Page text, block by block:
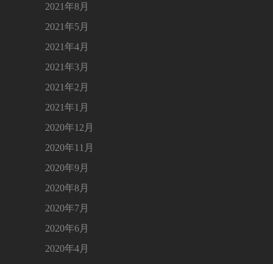
2021年8月
2021年5月
2021年4月
2021年3月
2021年2月
2021年1月
2020年12月
2020年11月
2020年9月
2020年8月
2020年7月
2020年6月
2020年4月